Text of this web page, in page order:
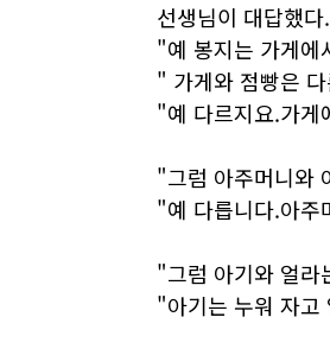
선생님이 대답했다.
"예 봉지는 가게에
" 가게와 점빵은
"예 다르지요.가게
"그럼 아주머니와
"예 다릅니다.아주
"그럼 아기와 얼라
"아기는 누워 자고